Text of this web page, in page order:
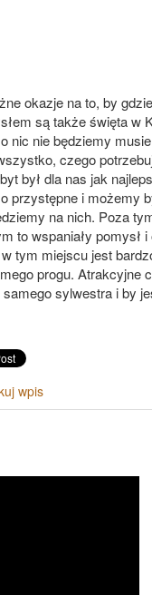
okazje na to, by
są także święta w
nic nie będziemy
czego
był dla nas jak
przystępne i możemy
na nich. Poza
to wspaniały pomysł
tym miejscu jest
progu. Atrakcyjne
samego sylwestra i by
wpis